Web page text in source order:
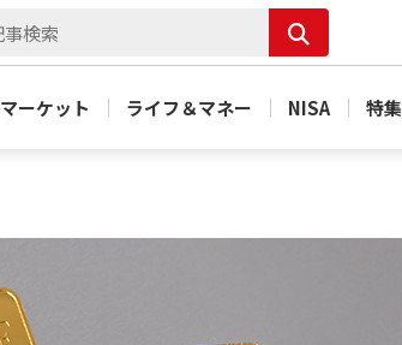
マーケット ライフ＆マネー NISA 特集